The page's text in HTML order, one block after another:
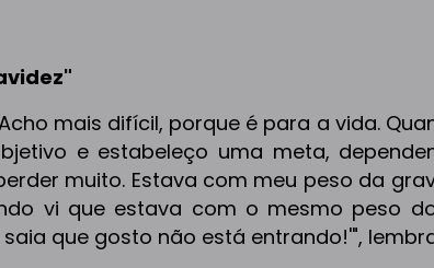
mais difícil, porque é para a vida.
e estabeleço uma meta,
muito. Estava com meu peso da
vi que estava com o mesmo peso
que gosto não está entrando!'",